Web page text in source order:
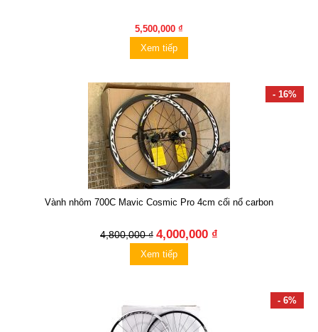
5,500,000 ₫
Xem tiếp
- 16%
Vành nhôm 700C Mavic Cosmic Pro 4cm cối nổ carbon
4,800,000 ₫ 4,000,000 ₫
Xem tiếp
- 6%